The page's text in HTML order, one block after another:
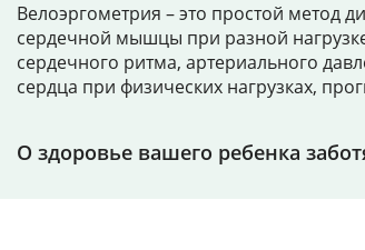
Велоэргометрия – это простой метод
сердечной мышцы при разной
сердечного ритма, артериального
сердца при физических нагрузках,
О здоровье вашего ребенка